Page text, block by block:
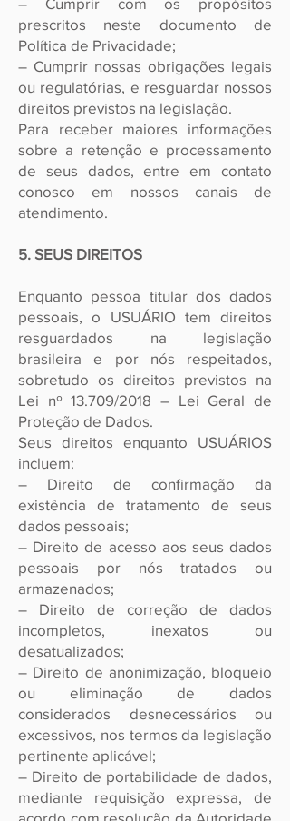
prescritos neste documento de
Política de Privacidade;
– Cumprir nossas obrigações legais
ou regulatórias, e resguardar nossos
direitos previstos na legislação.
Para receber maiores informações
sobre a retenção e processamento
de seus dados, entre em contato
conosco em nossos canais de
atendimento.
5. SEUS DIREITOS
Enquanto pessoa titular dos dados
pessoais, o USUÁRIO tem direitos
resguardados na legislação
brasileira e por nós respeitados,
sobretudo os direitos previstos na
Lei nº 13.709/2018 – Lei Geral de
Proteção de Dados.
Seus direitos enquanto USUÁRIOS
incluem:
– Direito de confirmação da
existência de tratamento de seus
dados pessoais;
– Direito de acesso aos seus dados
pessoais por nós tratados ou
armazenados;
– Direito de correção de dados
incompletos, inexatos ou
desatualizados;
– Direito de anonimização, bloqueio
ou eliminação de dados
considerados desnecessários ou
excessivos, nos termos da legislação
pertinente aplicável;
– Direito de portabilidade de dados,
mediante requisição expressa, de